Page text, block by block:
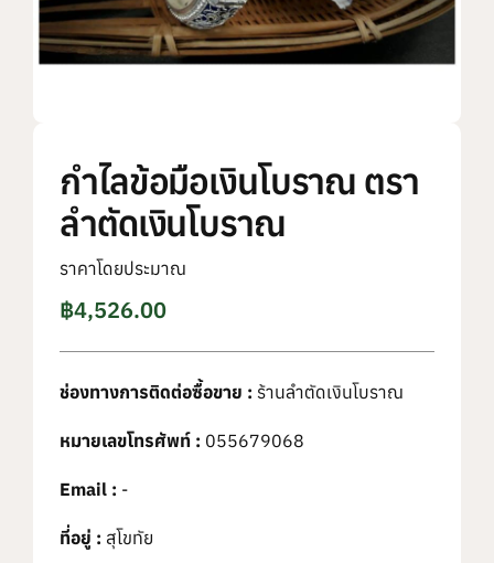
กำไลข้อมือเงินโบราณ ตรา
ลำตัดเงินโบราณ
ราคาโดยประมาณ
฿4,526.00
ช่องทางการติดต่อซื้อขาย : ร้านลำตัดเงินโบราณ
หมายเลขโทรศัพท์ : 055679068
Email : -
ที่อยู่ : สุโขทัย